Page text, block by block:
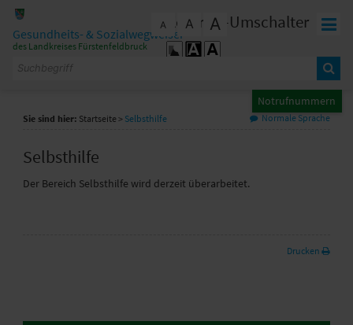
Zum Inhalt
Gesundheits- & Sozialwegweiser
des Landkreises Fürstenfeldbruck
A A A
Kontrast-Umschalter
Notrufnummern
Sie sind hier: Startseite> Selbsthilfe Normale Sprache
Selbsthilfe
Der Bereich Selbsthilfe wird derzeit überarbeitet.
Drucken